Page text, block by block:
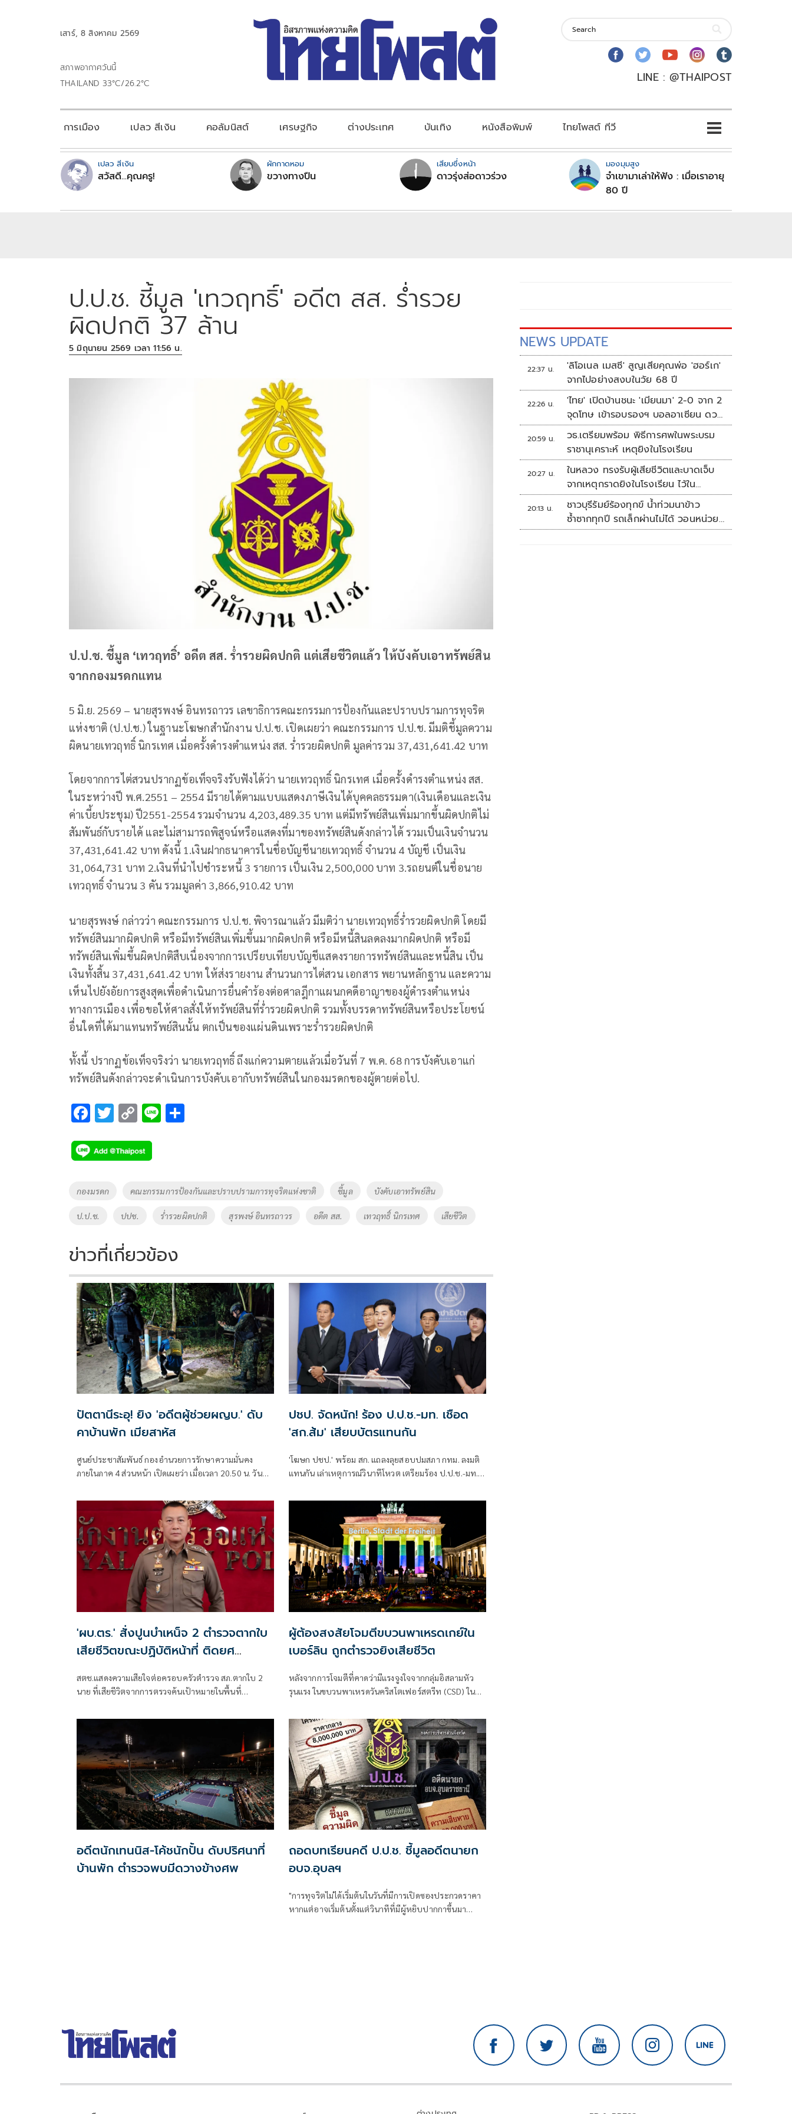
เสาร์, 8 สิงหาคม 2569
สภาพอากาศวันนี้
THAILAND 33°C/26.2°C
LINE : @THAIPOST
การเมือง เปลว สีเงิน คอลัมนิสต์ เศรษฐกิจ ต่างประเทศ บันเทิง หนังสือพิมพ์ ไทยโพสต์ ทีวี
เปลว สีเงิน
สวัสดี...คุณครู!
ผักกาดหอม
ขวางทางปืน
เสียบซึ่งหน้า
ดาวรุ่งส่อดาวร่วง
มองมุมสูง
จำเขามาเล่าให้ฟัง : เมื่อเราอายุ
80 ปี
ป.ป.ช. ชี้มูล 'เทวฤทธิ์' อดีต สส. ร่ำรวย
ผิดปกติ 37 ล้าน
5 มิถุนายน 2569 เวลา 11:56 น.
ป.ป.ช. ชี้มูล ‘เทวฤทธิ์’ อดีต สส. ร่ำรวยผิดปกติ แต่เสียชีวิตแล้ว ให้บังคับเอาทรัพย์สิน
จากกองมรดกแทน
5 มิ.ย. 2569 – นายสุรพงษ์ อินทรถาวร เลขาธิการคณะกรรมการป้องกันและปราบปรามการทุจริต
แห่งชาติ (ป.ป.ช.) ในฐานะโฆษกสำนักงาน ป.ป.ช. เปิดเผยว่า คณะกรรมการ ป.ป.ช. มีมติชี้มูลความ
ผิดนายเทวฤทธิ์ นิกรเทศ เมื่อครั้งดำรงตำแหน่ง สส. ร่ำรวยผิดปกติ มูลค่ารวม 37,431,641.42 บาท
โดยจากการไต่สวนปรากฏข้อเท็จจริงรับฟังได้ว่า นายเทวฤทธิ์ นิกรเทศ เมื่อครั้งดำรงตำแหน่ง สส.
ในระหว่างปี พ.ศ.2551 – 2554 มีรายได้ตามแบบแสดงภาษีเงินได้บุคคลธรรมดา(เงินเดือนและเงิน
ค่าเบี้ยประชุม) ปี2551-2554 รวมจำนวน 4,203,489.35 บาท แต่มีทรัพย์สินเพิ่มมากขึ้นผิดปกติไม่
สัมพันธ์กับรายได้ และไม่สามารถพิสูจน์หรือแสดงที่มาของทรัพย์สินดังกล่าวได้ รวมเป็นเงินจำนวน
37,431,641.42 บาท ดังนี้ 1.เงินฝากธนาคารในชื่อบัญชีนายเทวฤทธิ์ จำนวน 4 บัญชี เป็นเงิน
31,064,731 บาท 2.เงินที่นำไปชำระหนี้ 3 รายการ เป็นเงิน 2,500,000 บาท 3.รถยนต์ในชื่อนาย
เทวฤทธิ์ จำนวน 3 คัน รวมมูลค่า 3,866,910.42 บาท
นายสุรพงษ์ กล่าวว่า คณะกรรมการ ป.ป.ช. พิจารณาแล้ว มีมติว่า นายเทวฤทธิ์ร่ำรวยผิดปกติ โดยมี
ทรัพย์สินมากผิดปกติ หรือมีทรัพย์สินเพิ่มขึ้นมากผิดปกติ หรือมีหนี้สินลดลงมากผิดปกติ หรือมี
ทรัพย์สินเพิ่มขึ้นผิดปกติสืบเนื่องจากการเปรียบเทียบบัญชีแสดงรายการทรัพย์สินและหนี้สิน เป็น
เงินทั้งสิ้น 37,431,641.42 บาท ให้ส่งรายงาน สำนวนการไต่สวน เอกสาร พยานหลักฐาน และความ
เห็นไปยังอัยการสูงสุดเพื่อดำเนินการยื่นคำร้องต่อศาลฎีกาแผนกคดีอาญาของผู้ดำรงตำแหน่ง
ทางการเมือง เพื่อขอให้ศาลสั่งให้ทรัพย์สินที่ร่ำรวยผิดปกติ รวมทั้งบรรดาทรัพย์สินหรือประโยชน์
อื่นใดที่ได้มาแทนทรัพย์สินนั้น ตกเป็นของแผ่นดินเพราะร่ำรวยผิดปกติ
ทั้งนี้ ปรากฏข้อเท็จจริงว่า นายเทวฤทธิ์ ถึงแก่ความตายแล้วเมื่อวันที่ 7 พ.ค. 68 การบังคับเอาแก่
ทรัพย์สินดังกล่าวจะดำเนินการบังคับเอากับทรัพย์สินในกองมรดกของผู้ตายต่อไป.
F
e
b
o
k
T
tt
er
C
p
y
Li
k
Li
Tags
กองมรดก คณะกรรมการป้องกันและปราบปรามการทุจริตแห่งชาติ ชี้มูล บังคับเอาทรัพย์สิน
ป.ป.ช. ปปช. ร่ำรวยผิดปกติ สุรพงษ์ อินทรถาวร อดีต สส. เทวฤทธิ์ นิกรเทศ เสียชีวิต
ข่าวที่เกี่ยวข้อง
ปัตตานีระอุ! ยิง 'อดีตผู้ช่วยผญบ.' ดับ
คาบ้านพัก เมียสาหัส
ศูนย์ประชาสัมพันธ์ กองอำนวยการรักษาความมั่นคง
ภายในภาค 4 ส่วนหน้า เปิดเผยว่า เมื่อเวลา 20.50 น. วันที่
ลอบยิงนายรียะ อาแว อดีตผู้ช่วยผู้ใหญ่บ้านหมู่ที่ 5
ปชป. จัดหนัก! ร้อง ป.ป.ช.-มท. เชือด
'สก.ส้ม' เสียบบัตรแทนกัน
'โฆษก ปชป.' พร้อม สก. แถลงลุยสอบปมสภา กทม. ลงมติ
แทนกัน เล่าเหตุการณ์วินาทีโหวต เตรียมร้อง ป.ป.ช.-มท.
โปร่งใส
'ผบ.ตร.' สั่งปูนบำเหน็จ 2 ตำรวจตากใบ
เสียชีวิตขณะปฏิบัติหน้าที่ ติดยศ
สตช.แสดงความเสียใจต่อครอบครัวตำรวจ สภ.ตากใบ 2
นาย ที่เสียชีวิตจากการตรวจค้นเป้าหมายในพื้นที่
4 ตำรวจที่บาดเจ็บจากเหตุดังกล่าว
ผู้ต้องสงสัยโจมตีขบวนพาเหรดเกย์ใน
เบอร์ลิน ถูกตำรวจยิงเสียชีวิต
หลังจากการโจมตีที่คาดว่ามีแรงจูงใจจากกลุ่มอิสลามหัว
รุนแรง ในขบวนพาเหรดวันคริสโตเฟอร์สตรีท (CSD) ใน
ของเจ้าหน้าที่ตำรวจ
อดีตนักเทนนิส-โค้ชนักปั้น ดับปริศนาที่
บ้านพัก ตำรวจพบมีดวางข้างศพ
ถอดบทเรียนคดี ป.ป.ช. ชี้มูลอดีตนายก
อบจ.อุบลฯ
"การทุจริตไม่ได้เริ่มต้นในวันที่มีการเปิดซองประกวดราคา
หากแต่อาจเริ่มต้นตั้งแต่วินาทีที่มีผู้หยิบปากกาขึ้นมา
NEWS UPDATE
22:37 น.
'ลิโอเนล เมสซี' สูญเสียคุณพ่อ 'ฮอร์เก'
จากไปอย่างสงบในวัย 68 ปี
22:26 น.
'ไทย' เปิดบ้านชนะ 'เมียนมา' 2-0 จาก 2
จุดโทษ เข้ารอบรองฯ บอลอาเซียน ดวล
'สิงคโปร์'
20:59 น.
วธ.เตรียมพร้อม พิธีการศพในพระบรม
ราชานุเคราะห์ เหตุยิงในโรงเรียน
20:27 น.
ในหลวง ทรงรับผู้เสียชีวิตและบาดเจ็บ
จากเหตุกราดยิงในโรงเรียน ไว้ใน
พระบรมราชานุเคราะห์
20:13 น.
ชาวบุรีรัมย์ร้องทุกข์ น้ำท่วมนาข้าว
ซ้ำซากทุกปี รถเล็กผ่านไม่ได้ วอนหน่วย
งานเร่งแก้ไข